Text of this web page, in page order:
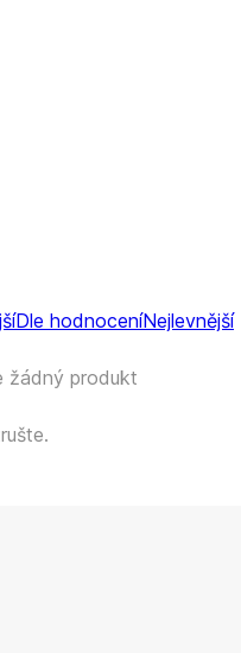
Dle hodnoceníNejlevnější
žádný produkt